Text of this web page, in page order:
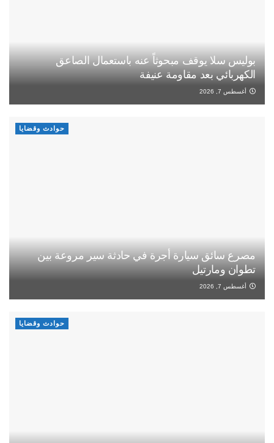
بوليس سلا يوقف مبحوثاً عنه باستعمال الصاعق
الكهربائي بعد مقاومة عنيفة
أغسطس 7, 2026
حوادث وقضايا
مصرع سائق سيارة أجرة في حادثة سير مروعة بين
تطوان ومارتيل
أغسطس 7, 2026
حوادث وقضايا